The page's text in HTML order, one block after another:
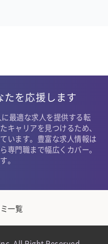
たを応援します
最適な求人を提供する転
キャリアを見つけるため、
います。豊富な求人情報は
専門職まで幅広くカバー。
。
一覧